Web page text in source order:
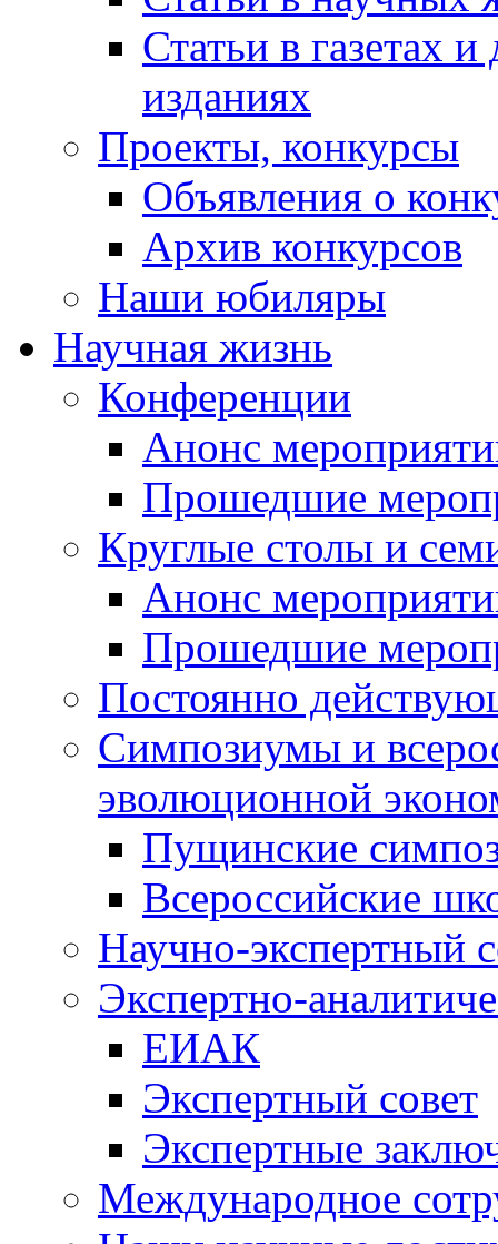
Статьи в газетах
изданиях
Проекты, конкурсы
Объявления о
Архив конкурсов
Наши юбиляры
Научная жизнь
Конференции
Анонс
Прошедшие
Круглые столы и
Анонс
Прошедшие
Постоянно
Симпозиумы и
эволюционной
Пущинские
Всероссийские
Научно-экспертный
Экспертно-
ЕИАК
Экспертный совет
Экспертные
Международное